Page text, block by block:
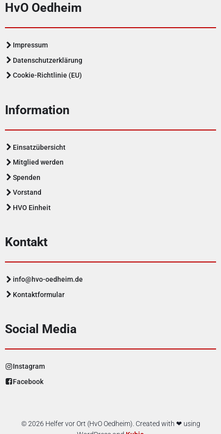
HvO Oedheim
Impressum
Datenschutzerklärung
Cookie-Richtlinie (EU)
Information
Einsatzübersicht
Mitglied werden
Spenden
Vorstand
HVO Einheit
Kontakt
info@hvo-oedheim.de
Kontaktformular
Social Media
Instagram
Facebook
© 2026 Helfer vor Ort (HvO Oedheim). Created with ❤ using